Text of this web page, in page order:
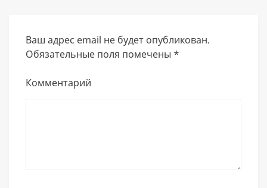
Ваш адрес email не будет опубликован.
Обязательные поля помечены *
Комментарий